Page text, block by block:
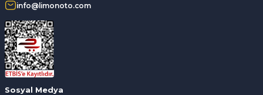
info@limonoto.com
Sosyal Medya